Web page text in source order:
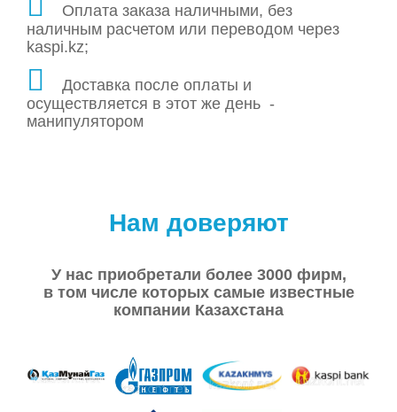
Оплата заказа наличными, без
наличным расчетом или переводом через
kaspi.kz;
Доставка после оплаты и
осуществляется в этот же день -
манипулятором
Нам доверяют
У нас приобретали более 3000 фирм,
в том числе которых самые известные
компании Казахстана